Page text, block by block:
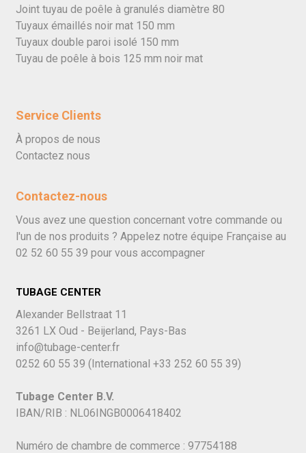
Joint tuyau de poêle à granulés diamètre 80
Tuyaux émaillés noir mat 150 mm
Tuyaux double paroi isolé 150 mm
Tuyau de poêle à bois 125 mm noir mat
Service Clients
À propos de nous
Contactez nous
Contactez-nous
Vous avez une question concernant votre commande ou
l'un de nos produits ? Appelez notre équipe Française au
02 52 60 55 39 pour vous accompagner
TUBAGE CENTER
Alexander Bellstraat 11
3261 LX Oud - Beijerland, Pays-Bas
info@tubage-center.fr
0252 60 55 39 (International +33 252 60 55 39)
Tubage Center B.V.
IBAN/RIB : NL06INGB0006418402
Numéro de chambre de commerce : 97754188